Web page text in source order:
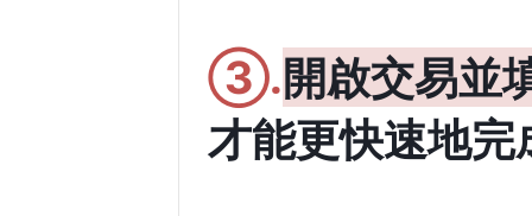
③.開啟交易並
才能更快速地完